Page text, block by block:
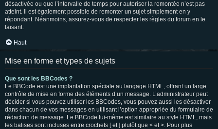
désactivée ou que l’intervalle de temps pour autoriser la remontée n’est pas
atteint. Il est également possible de remonter un sujet simplement en y
répondant. Néanmoins, assurez-vous de respecter les règles du forum en le
faisant.
Haut
Mise en forme et types de sujets
Que sont les BBCodes ?
Le BBCode est une implantation spéciale au langage HTML, offrant un large
contrôle de mise en forme des éléments d’un message. L’administrateur peut
décider si vous pouvez utiliser les BBCodes, vous pouvez aussi les désactiver
dans chacun de vos messages en utilisant l’option appropriée du formulaire de
rédaction de message. Le BBCode lui-même est similaire au style HTML, mais
les balises sont incluses entre crochets [ et ] plutôt que < et >. Pour plus